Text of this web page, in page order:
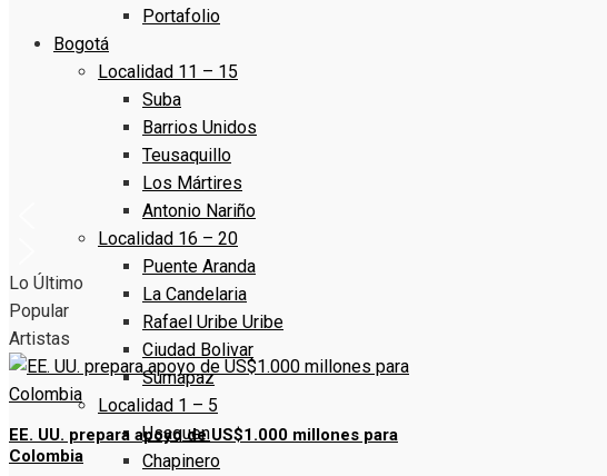
Portafolio
Bogotá
Localidad 11 – 15
Suba
Barrios Unidos
Teusaquillo
Los Mártires
Antonio Nariño
Localidad 16 – 20
Puente Aranda
La Candelaria
Rafael Uribe Uribe
Ciudad Bolivar
Sumapaz
Localidad 1 – 5
Usaquen
Chapinero
Lo Último
Popular
Artistas
EE. UU. prepara apoyo de US$1.000 millones para
Colombia